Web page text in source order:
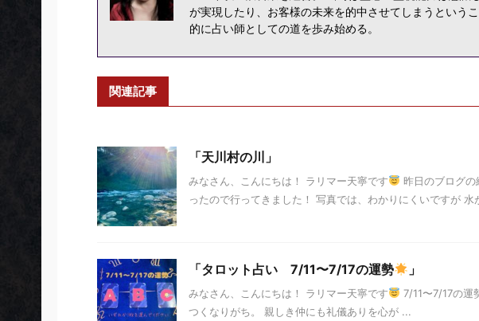
が実現したり、お客様の未来を的中させてしまうという
的に占い師としての道を歩み始める。
関連記事
「天川村の川」
みなさん、こんにちは！ ラリマー天寧です
昨日のブログ
ったので行ってきました！ 写真では、わかりにくいですが
「タロット占い 7/11〜7/17の運勢 」
みなさん、こんにちは！ ラリマー天寧です 7/11〜7/17の運
つくなりがち。 親しき仲にも礼儀ありを心が ...